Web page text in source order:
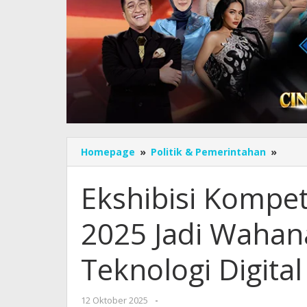
Homepage » Politik & Pemerintahan »
2025
Ekshibisi
2025 Jadi
Teknologi Digital
12 Oktober 2025
oleh
-